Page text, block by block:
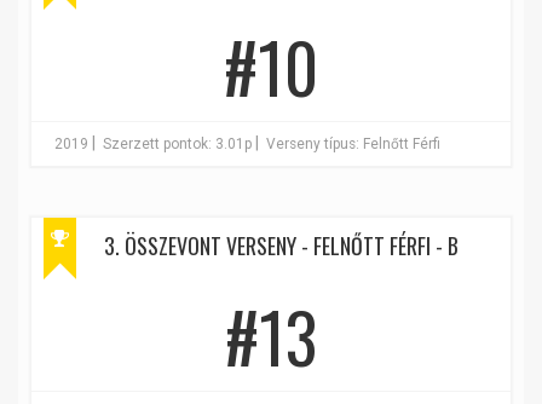
#10
2019 Szerzett pontok: 3.01p Verseny típus: Felnőtt Férfi
3. ÖSSZEVONT VERSENY - FELNŐTT FÉRFI - B
#13